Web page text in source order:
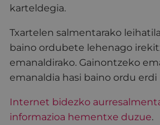
karteldegia.
Txartelen salmentarako
baino ordubete lehenago
emanaldirako. Gainontzeko
emanaldia hasi baino ordu erdi
Internet bidezko
informazioa hementxe duzue.